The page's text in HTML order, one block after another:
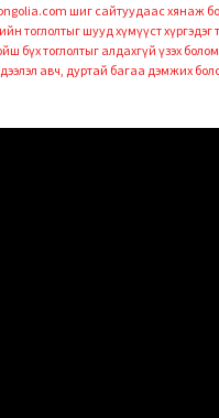
шиг сайтуудаас хянаж
тоглолтыг шууд хүмүүст хүргэдэг
бүх тоглолтыг алдахгүй үзэх
авч, дуртай багаа дэмжих